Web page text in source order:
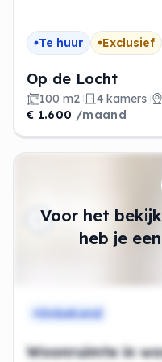
Te huur Exclusief
Op de Locht
100 m2 4 kamers
€ 1.600 /maand
Voor het
heb je
Onbekend
Woonruimte in